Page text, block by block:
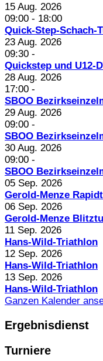
15 Aug. 2026
09:00 - 18:00
Quick-Step-Schach-
23 Aug. 2026
09:30 -
Quickstep und U12-
28 Aug. 2026
17:00 -
SBOO
29 Aug. 2026
09:00 -
SBOO
30 Aug. 2026
09:00 -
SBOO
05 Sep. 2026
Gerold-Menze
06 Sep. 2026
Gerold-Menze
11 Sep. 2026
Hans-Wild-Triathlon
12 Sep. 2026
Hans-Wild-Triathlon
13 Sep. 2026
Hans-Wild-Triathlon
Ganzen Kalender
Ergebnisdienst
Turniere